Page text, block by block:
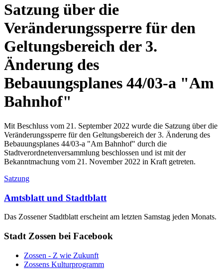
Satzung über die
Veränderungssperre für den
Geltungsbereich der 3.
Änderung des
Bebauungsplanes 44/03-a "Am
Bahnhof"
Mit Beschluss vom 21. September 2022 wurde die Satzung über die
Veränderungssperre für den Geltungsbereich der 3. Änderung des
Bebauungsplanes 44/03-a "Am Bahnhof" durch die
Stadtverordnetenversammlung beschlossen und ist mit der
Bekanntmachung vom 21. November 2022 in Kraft getreten.
Satzung
Amtsblatt und Stadtblatt
Das Zossener Stadtblatt erscheint am letzten Samstag jeden Monats.
Stadt Zossen bei Facebook
Zossen - Z wie Zukunft
Zossens Kulturprogramm